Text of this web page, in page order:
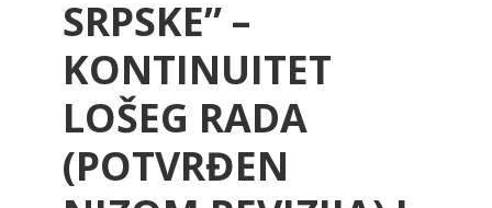
SRPSKE” –
KONTINUITET
LOŠEG RADA
(POTVRĐEN